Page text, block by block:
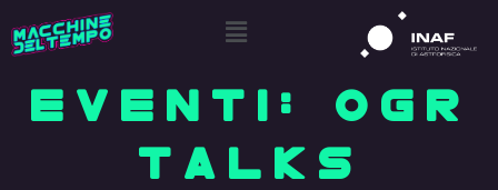
EVENTI: OGR
TALKS